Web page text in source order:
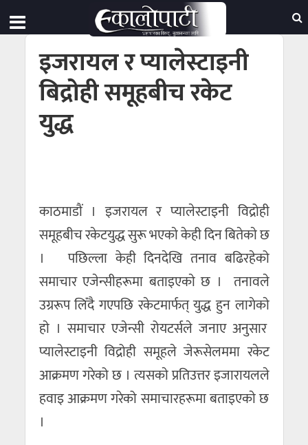
इजरायल र प्यालेस्टाइनी
बिद्रोही समूहबीच रकेट
युद्ध
काठमाडाैं । इजरायल र प्यालेस्टाइनी विद्रोही
समूहबीच रकेटयुद्ध सुरू भएकाे केही दिन बितेकाे छ
। पछिल्ला केही दिनदेखि तनाव बढिरहेको
समाचार एजेन्सीहरूमा बताइएकाे छ । तनावले
उग्ररूप लिँदै गएपछि रकेटमार्फत् युद्ध हुन लागेकाे
हाे । समाचार एजेन्सी रोयटर्सले जनाए अनुसार
प्यालेस्टाइनी विद्रोही समूहले जेरूसेलममा रकेट
आक्रमण गरेको छ । त्यसकाे प्रतिउत्तर इजारायलले
हवाइ आक्रमण गरेको समाचारहरूमा बताइएकाे छ
।